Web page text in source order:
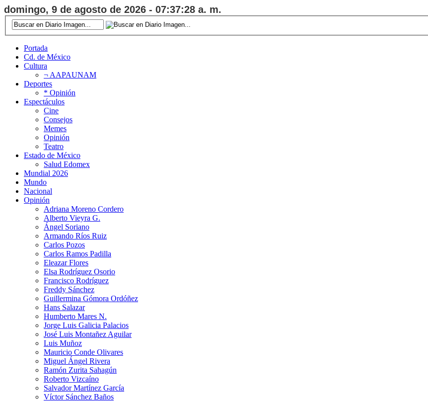
domingo, 9 de agosto de 2026 - 07:37:29 a. m.
Portada
Cd. de México
Cultura
¬ AAPAUNAM
Deportes
* Opinión
Espectáculos
Cine
Consejos
Memes
Opinión
Teatro
Estado de México
Salud Edomex
Mundial 2026
Mundo
Nacional
Opinión
Adriana Moreno Cordero
Alberto Vieyra G.
Ángel Soriano
Armando Ríos Ruiz
Carlos Pozos
Carlos Ramos Padilla
Eleazar Flores
Elsa Rodríguez Osorio
Francisco Rodríguez
Freddy Sánchez
Guillermina Gómora Ordóñez
Hans Salazar
Humberto Mares N.
Jorge Luis Galicia Palacios
José Luis Montañez Aguilar
Luis Muñoz
Mauricio Conde Olivares
Miguel Ángel Rivera
Ramón Zurita Sahagún
Roberto Vizcaíno
Salvador Martínez García
Víctor Sánchez Baños